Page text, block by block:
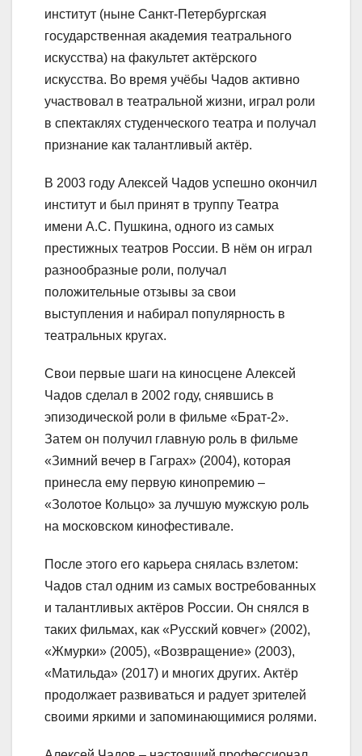
институт (ныне Санкт-Петербургская
государственная академия театрального
искусства) на факультет актёрского
искусства. Во время учёбы Чадов активно
участвовал в театральной жизни, играл роли
в спектаклях студенческого театра и получал
признание как талантливый актёр.
В 2003 году Алексей Чадов успешно окончил
институт и был принят в труппу Театра
имени А.С. Пушкина, одного из самых
престижных театров России. В нём он играл
разнообразные роли, получал
положительные отзывы за свои
выступления и набирал популярность в
театральных кругах.
Свои первые шаги на киносцене Алексей
Чадов сделал в 2002 году, снявшись в
эпизодической роли в фильме «Брат-2».
Затем он получил главную роль в фильме
«Зимний вечер в Гаграх» (2004), которая
принесла ему первую кинопремию –
«Золотое Кольцо» за лучшую мужскую роль
на московском кинофестивале.
После этого его карьера снялась взлетом:
Чадов стал одним из самых востребованных
и талантливых актёров России. Он снялся в
таких фильмах, как «Русский ковчег» (2002),
«Жмурки» (2005), «Возвращение» (2003),
«Матильда» (2017) и многих других. Актёр
продолжает развиваться и радует зрителей
своими яркими и запоминающимися ролями.